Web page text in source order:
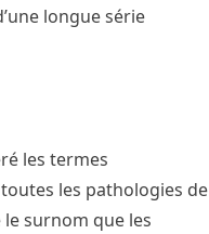
longue série
les termes
les pathologies de
surnom que les